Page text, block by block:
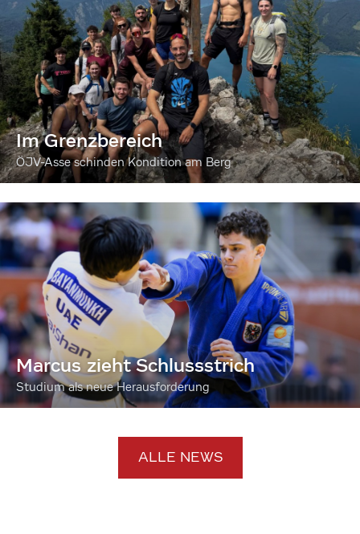
Im Grenzbereich
ÖJV-Asse schinden Kondition am Berg
Marcus zieht Schlussstrich
Studium als neue Herausforderung
ALLE NEWS